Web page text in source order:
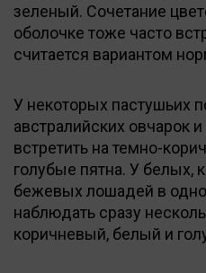
зеленый. Сочетание
оболочке тоже часто
считается вариантом
У некоторых пастушьих
австралийских овчарок
встретить на темно-
голубые пятна. У белых,
бежевых лошадей в
наблюдать сразу
коричневый, белый и